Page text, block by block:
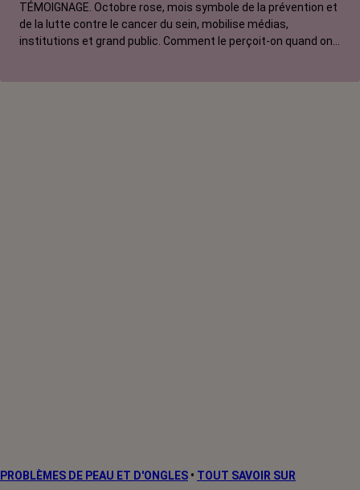
TÉMOIGNAGE. Octobre rose, mois symbole de la prévention et
de la lutte contre le cancer du sein, mobilise médias,
institutions et grand public. Comment le perçoit-on quand on
PROBLÈMES DE PEAU ET D'ONGLES • TOUT SAVOIR SUR